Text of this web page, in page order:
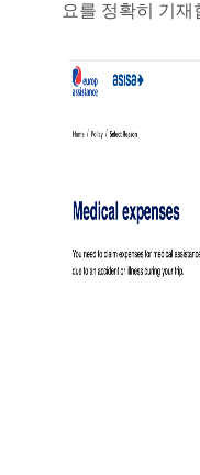
요를 정확히 기재